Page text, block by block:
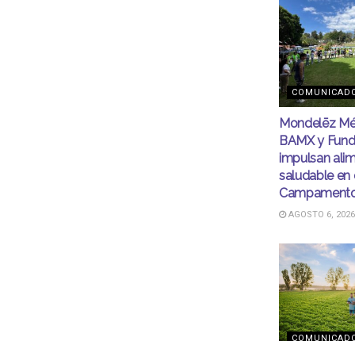
Mondelēz
BAMX y
impulsan
saludable en
AGOSTO 6, 2026